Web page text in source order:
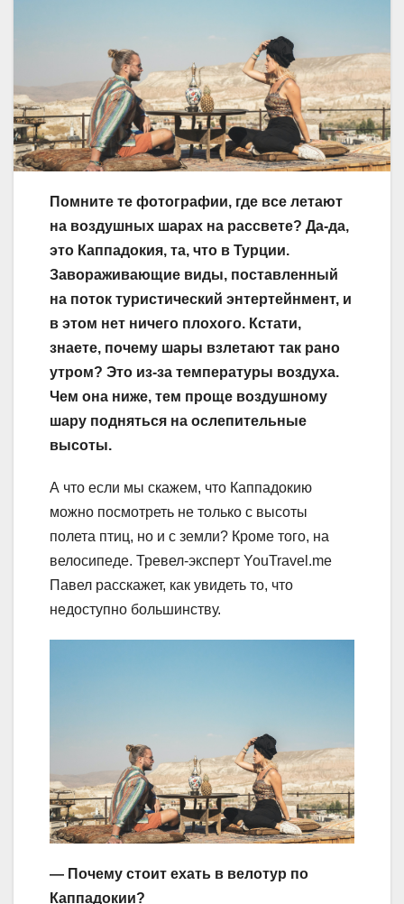
Помните те фотографии, где все летают
на воздушных шарах на рассвете? Да-да,
это Каппадокия, та, что в Турции.
Завораживающие виды, поставленный
на поток туристический энтертейнмент, и
в этом нет ничего плохого. Кстати,
знаете, почему шары взлетают так рано
утром? Это из-за температуры воздуха.
Чем она ниже, тем проще воздушному
шару подняться на ослепительные
высоты.
А что если мы скажем, что Каппадокию
можно посмотреть не только с высоты
полета птиц, но и с земли? Кроме того, на
велосипеде. Тревел-эксперт YouTravel.me
Павел расскажет, как увидеть то, что
недоступно большинству.
— Почему стоит ехать в велотур по
Каппадокии?